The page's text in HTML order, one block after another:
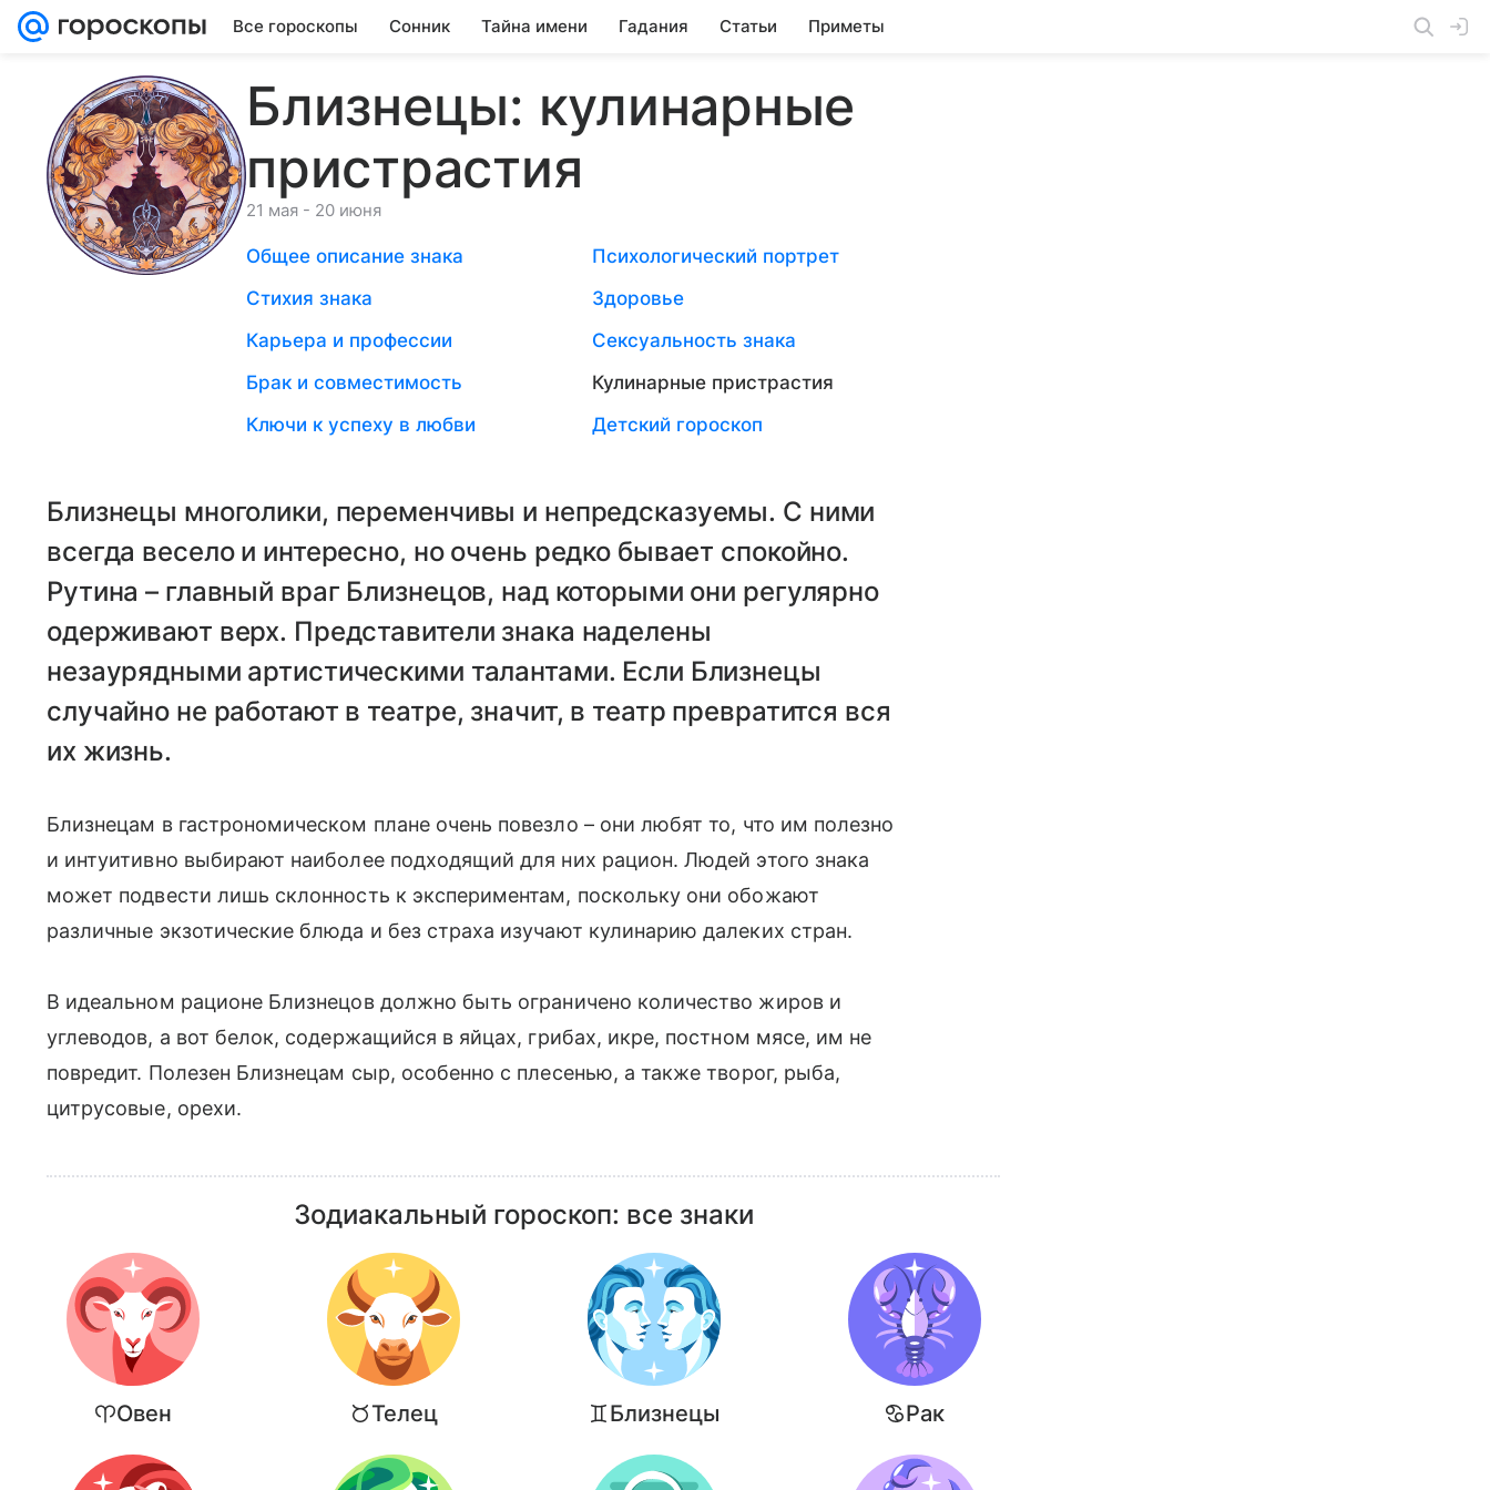
Все гороскопы Сонник Тайна имени Гадания Статьи Приметы
Близнецы: кулинарные
пристрастия
21 мая - 20 июня
Общее описание знака
Психологический портрет
Стихия знака
Здоровье
Карьера и профессии
Сексуальность знака
Брак и совместимость
Кулинарные пристрастия
Ключи к успеху в любви
Детский гороскоп
Близнецы многолики, переменчивы и непредсказуемы. С ними
всегда весело и интересно, но очень редко бывает спокойно.
Рутина – главный враг Близнецов, над которыми они регулярно
одерживают верх. Представители знака наделены
незаурядными артистическими талантами. Если Близнецы
случайно не работают в театре, значит, в театр превратится вся
их жизнь.
Близнецам в гастрономическом плане очень повезло – они любят то, что им полезно
и интуитивно выбирают наиболее подходящий для них рацион. Людей этого знака
может подвести лишь склонность к экспериментам, поскольку они обожают
различные экзотические блюда и без страха изучают кулинарию далеких стран.
В идеальном рационе Близнецов должно быть ограничено количество жиров и
углеводов, а вот белок, содержащийся в яйцах, грибах, икре, постном мясе, им не
повредит. Полезен Близнецам сыр, особенно с плесенью, а также творог, рыба,
цитрусовые, орехи.
Зодиакальный гороскоп: все знаки
Овен Телец Близнецы Рак